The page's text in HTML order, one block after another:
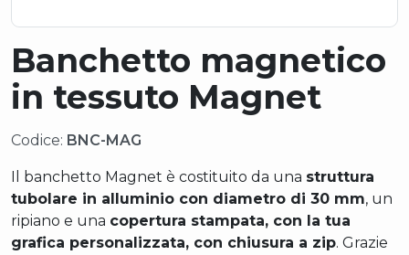
Banchetto magnetico
in tessuto Magnet
Codice: BNC-MAG
Il banchetto Magnet è costituito da una struttura
tubolare in alluminio con diametro di 30 mm, un
ripiano e una copertura stampata, con la tua
grafica personalizzata, con chiusura a zip. Grazie